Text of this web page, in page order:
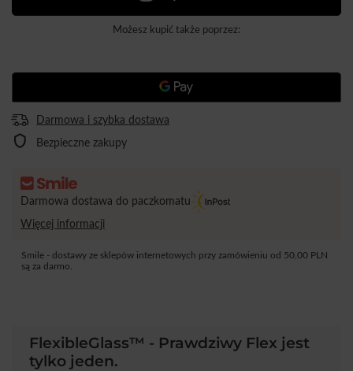
Możesz kupić także poprzez:
Darmowa i szybka dostawa
Bezpieczne zakupy
Darmowa dostawa do paczkomatu
Więcej informacji
Smile - dostawy ze sklepów internetowych przy zamówieniu od 50,00 PLN
są za darmo.
FlexibleGlass™ - Prawdziwy Flex jest
tylko jeden.